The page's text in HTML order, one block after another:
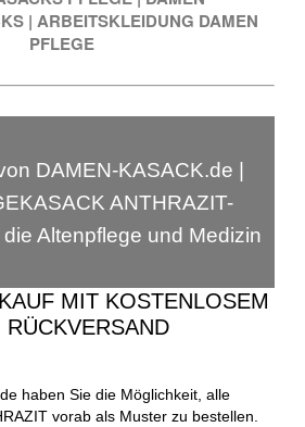
| ARBEITSKLEIDUNG DAMEN
PFLEGE
DAMEN-KASACK.de |
ANTHRAZIT-
Altenpflege und Medizin
MIT KOSTENLOSEM
RÜCKVERSAND
haben Sie die Möglichkeit, alle
vorab als Muster zu bestellen.